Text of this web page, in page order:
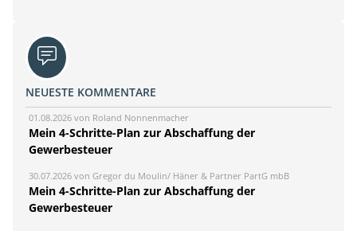
NEUESTE KOMMENTARE
01.08.2026 von Roland Nonnenmacher
Mein 4-Schritte-Plan zur Abschaffung der
Gewerbesteuer
30.07.2026 von Gregor du Moulin/ Häner & Partner PartG mbB
Mein 4-Schritte-Plan zur Abschaffung der
Gewerbesteuer